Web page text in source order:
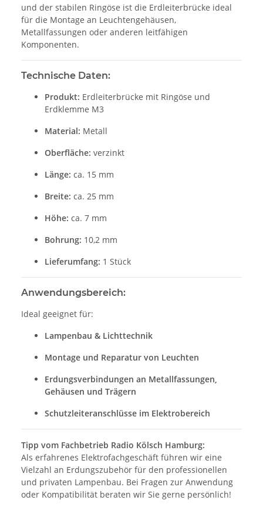
und der stabilen Ringöse ist die Erdleiterbrücke ideal
für die Montage an Leuchtengehäusen,
Metallfassungen oder anderen leitfähigen
Komponenten.
Technische Daten:
Produkt: Erdleiterbrücke mit Ringöse und
Erdklemme M3
Material: Metall
Oberfläche: verzinkt
Länge: ca. 15 mm
Breite: ca. 25 mm
Höhe: ca. 7 mm
Bohrung: 10,2 mm
Lieferumfang: 1 Stück
Anwendungsbereich:
Ideal geeignet für:
Lampenbau & Lichttechnik
Montage und Reparatur von Leuchten
Erdungsverbindungen an Metallfassungen,
Gehäusen und Trägern
Schutzleiteranschlüsse im Elektrobereich
Tipp vom Fachbetrieb Radio Kölsch Hamburg:
Als erfahrenes Elektrofachgeschäft führen wir eine
Vielzahl an Erdungszubehör für den professionellen
und privaten Lampenbau. Bei Fragen zur Anwendung
oder Kompatibilität beraten wir Sie gerne persönlich!